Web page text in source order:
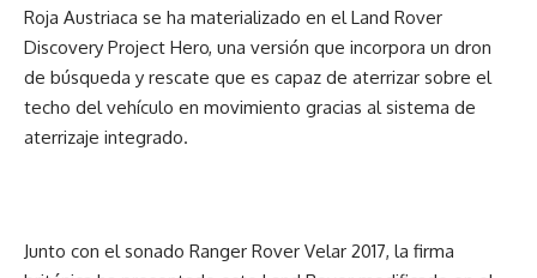
Roja Austriaca se ha materializado en el Land Rover
Discovery Project Hero, una versión que incorpora un dron
de búsqueda y rescate que es capaz de aterrizar sobre el
techo del vehículo en movimiento gracias al sistema de
aterrizaje integrado.
Junto con el sonado Ranger Rover Velar 2017, la firma